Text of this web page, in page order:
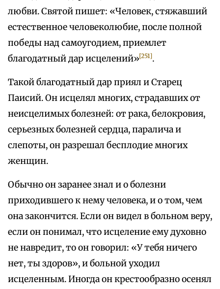
любви. Святой пишет: «Человек, стяжавший
естественное человеколюбие, после полной
победы над самоугодием, приемлет
благодатный дар исцелений»[251].
Такой благодатный дар приял и Старец
Паисий. Он исцелял многих, страдавших от
неисцелимых болезней: от рака, белокровия,
серьезных болезней сердца, паралича и
слепоты, он разрешал бесплодие многих
женщин.
Обычно он заранее знал и о болезни
приходившего к нему человека, и о том, чем
она закончится. Если он видел в больном веру,
если он понимал, что исцеление ему духовно
не навредит, то он говорил: «У тебя ничего
нет, ты здоров», и больной уходил
исцеленным. Иногда он крестообразно осенял